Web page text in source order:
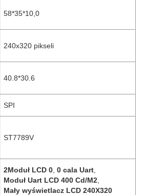
58*35*10,0
240x320 pikseli
40.8*30.6
SPI
ST7789V
2Moduł LCD 0 ,0 cala Uart
Moduł Uart LCD 400 Cd/M2
Mały wyświetlacz LCD 240X320